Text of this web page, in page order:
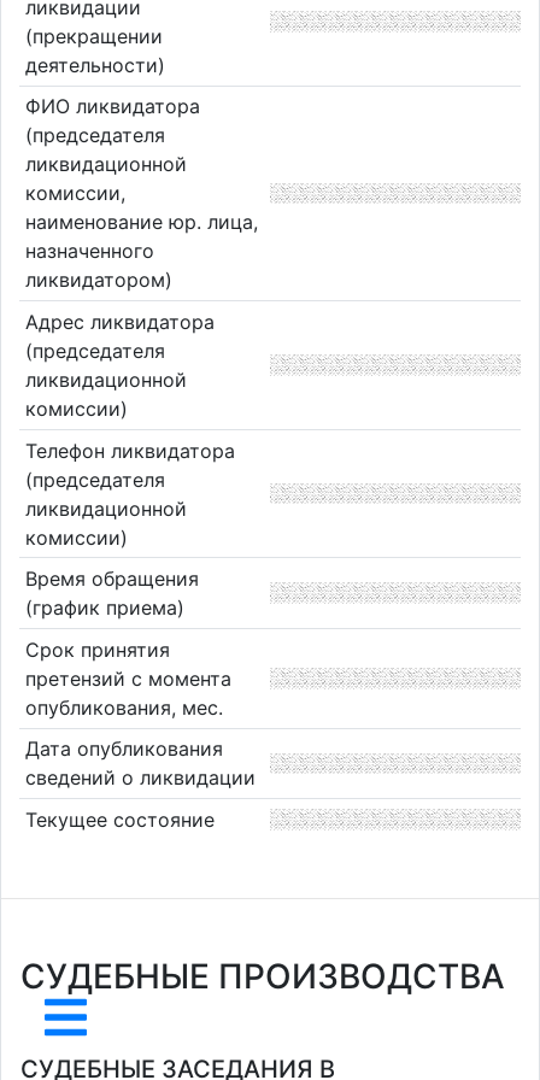
ликвидации
(прекращении
деятельности)
ФИО ликвидатора
(председателя
ликвидационной
комиссии,
наименование юр. лица,
назначенного
ликвидатором)
Адрес ликвидатора
(председателя
ликвидационной
комиссии)
Телефон ликвидатора
(председателя
ликвидационной
комиссии)
Время обращения
(график приема)
Срок принятия
претензий с момента
опубликования, мес.
Дата опубликования
сведений о ликвидации
Текущее состояние
СУДЕБНЫЕ ПРОИЗВОДСТВА
СУДЕБНЫЕ ЗАСЕДАНИЯ В